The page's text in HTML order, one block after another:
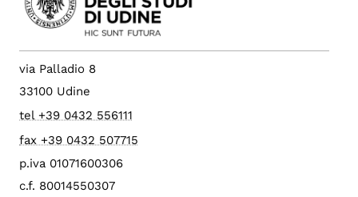
via Palladio 8
33100 Udine
tel +39 0432 556111
fax +39 0432 507715
p.iva 01071600306
c.f. 80014550307